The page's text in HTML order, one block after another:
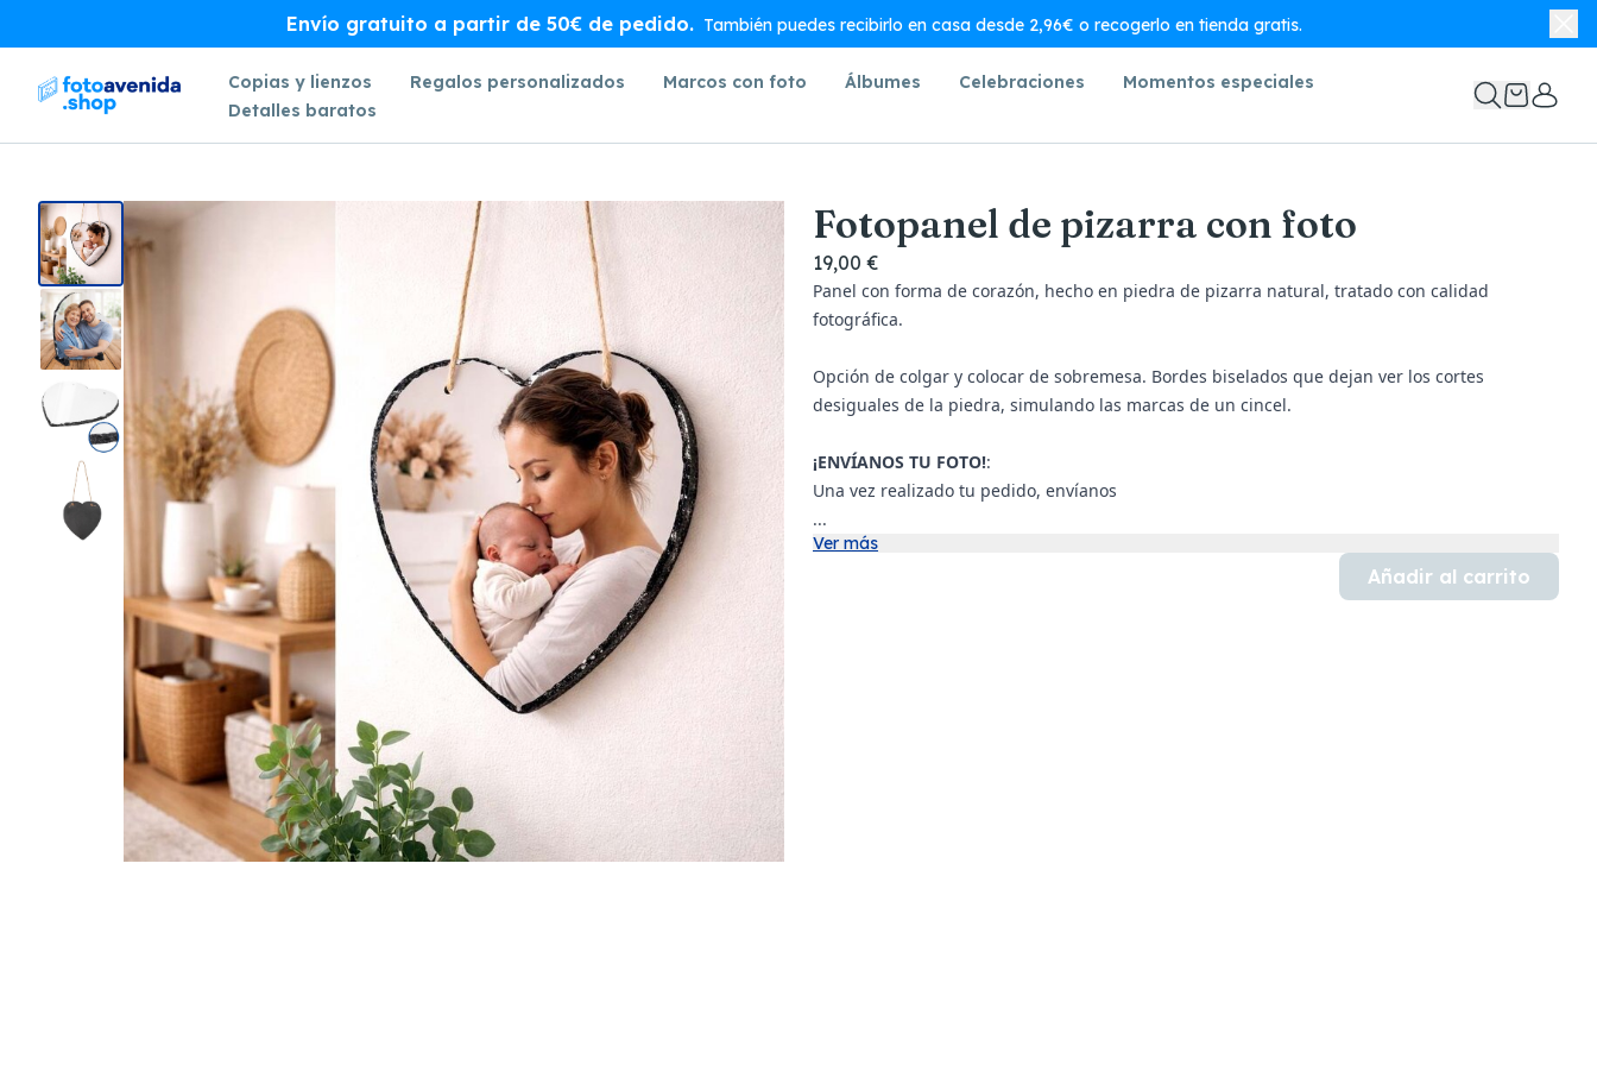
Envío gratuito a partir de 50€ de pedido. También puedes recibirlo en casa desde 2,96€ o recogerlo en tienda gratis.
Copias y lienzos Regalos personalizados Marcos con foto Álbumes Celebraciones
Momentos especiales
Detalles baratos
Fotopanel de pizarra con foto
19,00 €
Panel con forma de corazón, hecho en piedra de pizarra natural, tratado con calidad
fotográfica.
Opción de colgar y colocar de sobremesa. Bordes biselados que dejan ver los cortes
desiguales de la piedra, simulando las marcas de un cincel.
¡ENVÍANOS TU FOTO!:
Una vez realizado tu pedido, envíanos
...
Ver más
Añadir al carrito